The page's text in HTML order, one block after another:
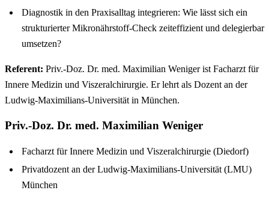
Diagnostik in den Praxisalltag integrieren: Wie lässt sich ein
strukturierter Mikronährstoff-Check zeiteffizient und delegierbar
umsetzen?
Referent: Priv.-Doz. Dr. med. Maximilian Weniger ist Facharzt für
Innere Medizin und Viszeralchirurgie. Er lehrt als Dozent an der
Ludwig-Maximilians-Universität in München.
Priv.-Doz. Dr. med. Maximilian Weniger
Facharzt für Innere Medizin und Viszeralchirurgie (Diedorf)
Privatdozent an der Ludwig-Maximilians-Universität (LMU)
München